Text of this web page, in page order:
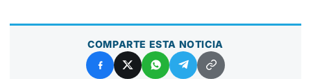
COMPARTE ESTA NOTICIA